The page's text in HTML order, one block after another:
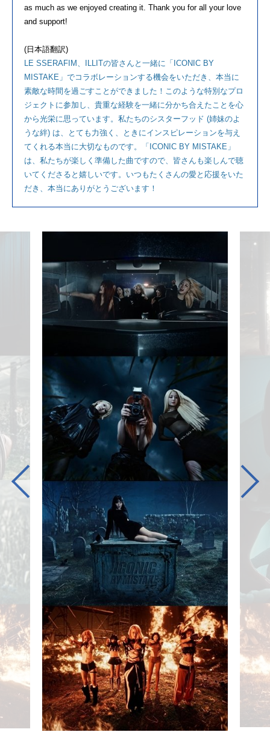
as much as we enjoyed creating it. Thank you for all your love
and support!
(日本語翻訳)
LE SSERAFIM、ILLITの皆さんと一緒に「ICONIC BY
MISTAKE」でコラボレーションする機会をいただき、本当に
素敵な時間を過ごすことができました！このような特別なプロ
ジェクトに参加し、貴重な経験を一緒に分かち合えたことを心
から光栄に思っています。私たちのシスターフッド (姉妹のよ
うな絆) は、とても力強く、ときにインスピレーションを与え
てくれる本当に大切なものです。「ICONIC BY MISTAKE」
は、私たちが楽しく準備した曲ですので、皆さんも楽しんで聴
いてくださると嬉しいです。いつもたくさんの愛と応援をいた
だき、本当にありがとうございます！